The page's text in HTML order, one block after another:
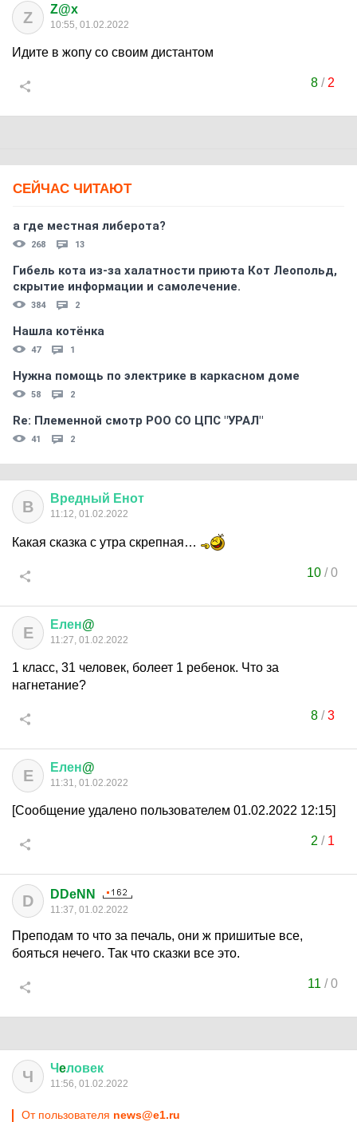
Z Z@x
10:55, 01.02.2022
Идите в жопу со своим дистантом
8/ 2
СЕЙЧАС ЧИТАЮТ
а где местная либерота?
268 13
Гибель кота из-за халатности приюта Кот Леопольд,
скрытиe информации и самолечение.
384 2
Нашла котёнка
47 1
Нужна помощь по электрике в каркасном доме
58 2
Re: Племеннoй смoтр РOO CO ЦПС "УРАЛ"
41 2
В Вредный Енот
11:12, 01.02.2022
Какая сказка с утра скрепная…
10 /0
Е Елен@
11:27, 01.02.2022
1 класс, 31 человек, болеет 1 ребенок. Что за
нагнетание?
8/3
Е Елен@
11:31, 01.02.2022
[Сообщение удалено пользователем 01.02.2022 12:15]
2 / 1
D DDeNN
11:37, 01.02.2022
Преподам то что за печаль, они ж пришитые все,
бояться нечего. Так что сказки все это.
11 /0
Ч Чeловек
11:56, 01.02.2022
От пользователя news@e1.ru